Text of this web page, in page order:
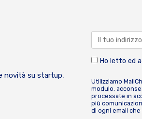
novità su startup,
Ho letto ed
Utilizziamo
modulo,
processate in
più
di ogni email